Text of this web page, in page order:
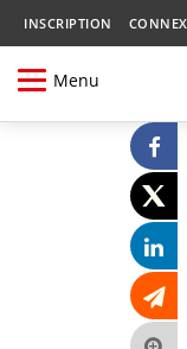
INSCRIPTION
Menu